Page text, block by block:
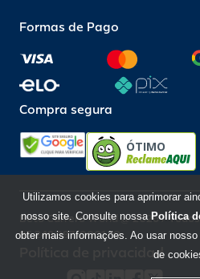
Formas de Pago
Compra segura
ÓTIMO
Beto Carrero World @ 2026 /
85.248.987/0001-10
Política de privacidad
Utilizamos cookies para aprimorar
nosso site. Consulte nossa Política
obter mais informações. Ao usar
de